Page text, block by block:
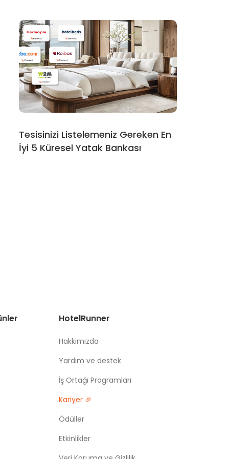
Tesisinizi Listelemeniz Gereken En
İyi 5 Küresel Yatak Bankası
HotelRunner
Hakkımızda
Yardım ve destek
İş Ortağı Programları
Kariyer 🎉
Ödüller
Etkinlikler